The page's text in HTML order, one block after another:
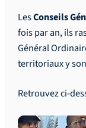
LesConseils
fois par an, ils
Général
territoriaux y
Retrouvez ci-